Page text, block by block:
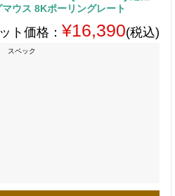
ウス 8Kポーリングレート
ト価格： ¥16,390(税込)
スペック